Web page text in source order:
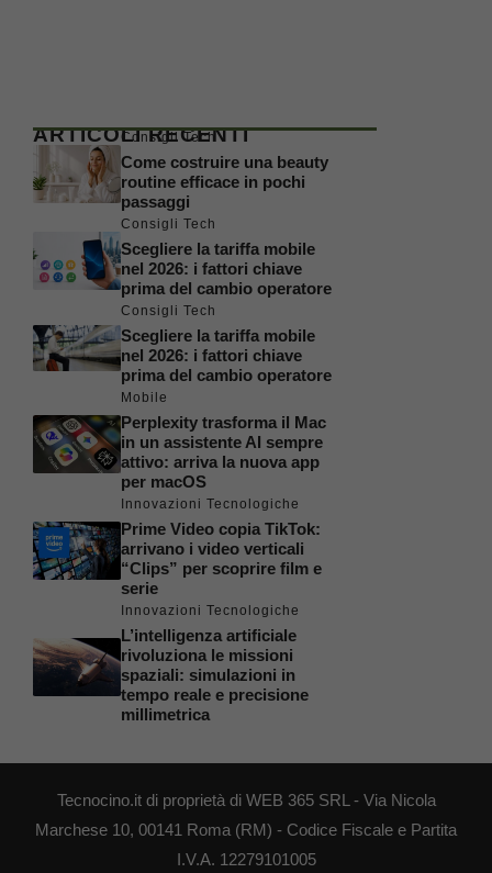
ARTICOLI RECENTI
Consigli Tech
Come costruire una beauty
routine efficace in pochi
passaggi
Consigli Tech
Scegliere la tariffa mobile
nel 2026: i fattori chiave
prima del cambio operatore
Consigli Tech
Scegliere la tariffa mobile
nel 2026: i fattori chiave
prima del cambio operatore
Mobile
Perplexity trasforma il Mac
in un assistente AI sempre
attivo: arriva la nuova app
per macOS
Innovazioni Tecnologiche
Prime Video copia TikTok:
arrivano i video verticali
“Clips” per scoprire film e
serie
Innovazioni Tecnologiche
L’intelligenza artificiale
rivoluziona le missioni
spaziali: simulazioni in
tempo reale e precisione
millimetrica
Tecnocino.it di proprietà di WEB 365 SRL - Via Nicola
Marchese 10, 00141 Roma (RM) - Codice Fiscale e Partita
I.V.A. 12279101005